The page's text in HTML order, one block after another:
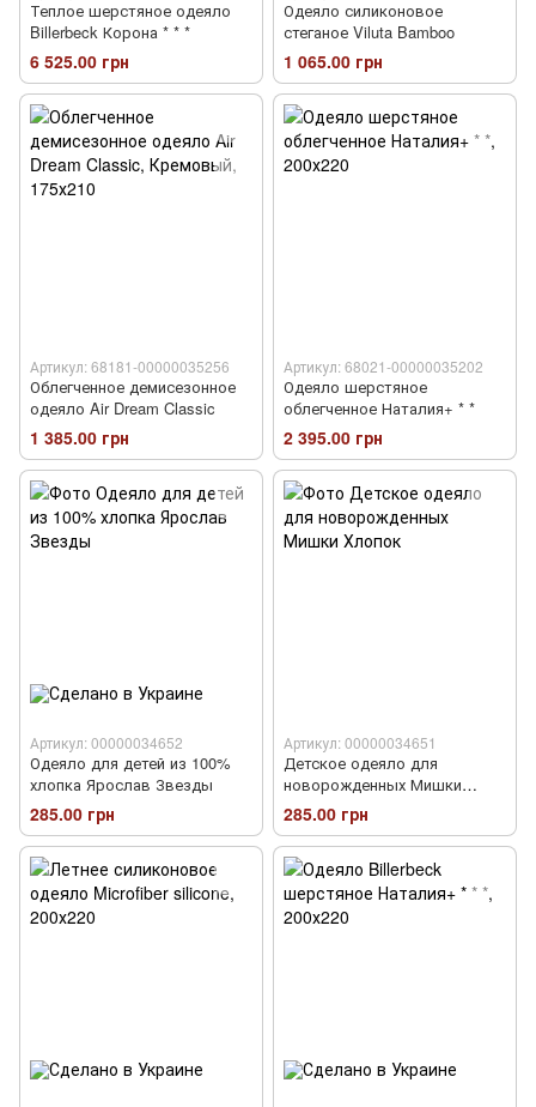
Теплое шерстяное одеяло
Billerbeck Корона * * *
6 525.00 грн
Одеяло силиконовое
стеганое Viluta Bamboo
1 065.00 грн
Артикул: 68181-00000035256
Облегченное демисезонное
одеяло Air Dream Classic
1 385.00 грн
Артикул: 68021-00000035202
Одеяло шерстяное
облегченное Наталия+ * *
2 395.00 грн
Артикул: 00000034652
Одеяло для детей из 100%
хлопка Ярослав Звезды
285.00 грн
Артикул: 00000034651
Детское одеяло для
новорожденных Мишки
Хлопок
285.00 грн